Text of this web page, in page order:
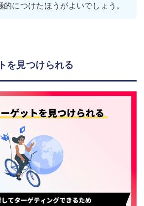
的につけたほうがよいでしょう。
を見つけられる